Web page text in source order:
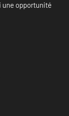
une opportunité